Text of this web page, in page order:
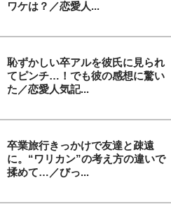
ワケは？／恋愛人...
恥ずかしい卒アルを彼氏に見られ
てピンチ…！でも彼の感想に驚い
た／恋愛人気記...
卒業旅行きっかけで友達と疎遠
に。“ワリカン”の考え方の違いで
揉めて…／びっ...